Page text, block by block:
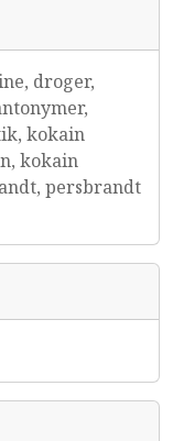
droger,
kokain
kokain
persbrandt